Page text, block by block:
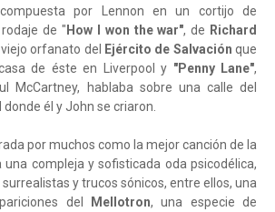
por Lennon en un cortijo de
de " How I won the war", de Richard
orfanato del Ejército de Salvación que
de éste en Liverpool y "Penny Lane",
McCartney, hablaba sobre una calle del
él y John se criaron.
por muchos como la mejor canción de la
una compleja y sofisticada oda psicodélica,
surrealistas y trucos sónicos, entre ellos, una
del
Mellotron, una especie de